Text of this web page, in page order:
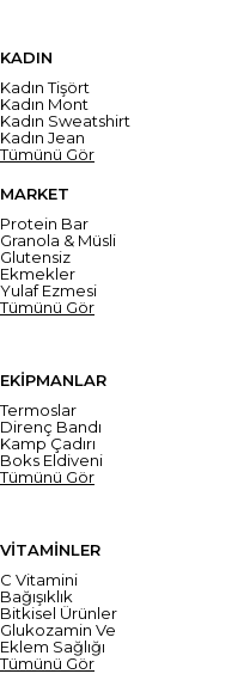
KADIN
Kadın Tişört
Kadın Mont
Kadın Sweatshirt
Kadın Jean
Tümünü Gör
MARKET
Protein Bar
Granola & Müsli
Glutensiz
Ekmekler
Yulaf Ezmesi
Tümünü Gör
EKİPMANLAR
Termoslar
Direnç Bandı
Kamp Çadırı
Boks Eldiveni
Tümünü Gör
VİTAMİNLER
C Vitamini
Bağışıklık
Bitkisel Ürünler
Glukozamin Ve
Eklem Sağlığı
Tümünü Gör